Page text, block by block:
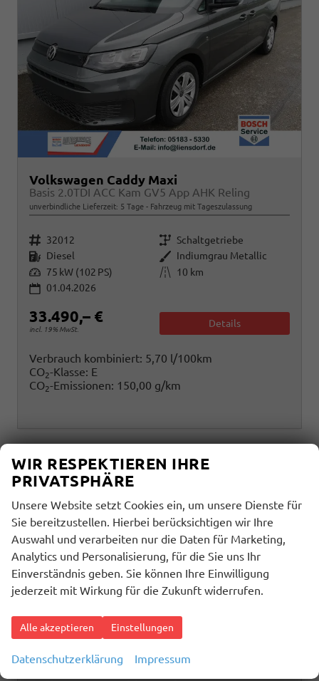
Volkswagen Caddy Maxi
Basis 2.0TDI ACC Kam GV5 App AHK Reling
unverbindliche Lieferzeit: 5 Tage Fahrzeug mit Tageszulassung
Fahrzeugnr. 32012 Getriebe Schaltgetriebe
Kraftstoff Diesel Außenfarbe Indiumgrau Metallic
Leistung 75 kW (102 PS) Kilometerstand
10 km
01.04.2026
33.490,– €
incl. 19% MwSt.
Details
Verbrauch kombiniert: 5,70 l/100km
CO2-Klasse: E
CO2-Emissionen: 150,00 g/km
WIR RESPEKTIEREN IHRE
PRIVATSPHÄRE
Unsere Website setzt Cookies ein, um unsere Dienste für
Sie bereitzustellen. Hierbei berücksichtigen wir Ihre
Auswahl und verarbeiten nur die Daten für Marketing,
Analytics und Personalisierung, für die Sie uns Ihr
Einverständnis geben. Sie können Ihre Einwilligung
jederzeit mit Wirkung für die Zukunft widerrufen.
Alle akzeptieren Einstellungen
Datenschutzerklärung Impressum